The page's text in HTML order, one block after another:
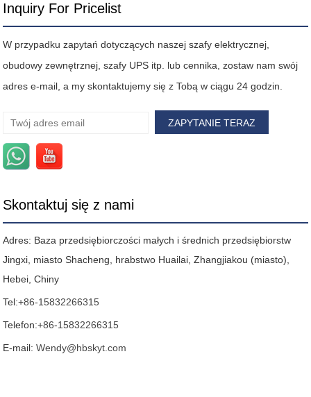
Inquiry For Pricelist
W przypadku zapytań dotyczących naszej szafy elektrycznej,
obudowy zewnętrznej, szafy UPS itp. lub cennika, zostaw nam swój
adres e-mail, a my skontaktujemy się z Tobą w ciągu 24 godzin.
Skontaktuj się z nami
Adres: Baza przedsiębiorczości małych i średnich przedsiębiorstw
Jingxi, miasto Shacheng, hrabstwo Huailai, Zhangjiakou (miasto),
Hebei, Chiny
Tel:+86-15832266315
Telefon:+86-15832266315
E-mail:Wendy@hbskyt.com